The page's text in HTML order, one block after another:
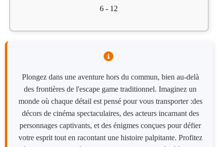
6 - 12
Plongez dans une aventure hors du commun, bien au-delà
des frontières de l'escape game traditionnel. Imaginez un
monde où chaque détail est pensé pour vous transporter :des
décors de cinéma spectaculaires, des acteurs incarnant des
personnages captivants, et des énigmes conçues pour défier
votre esprit tout en racontant une histoire palpitante. Profitez